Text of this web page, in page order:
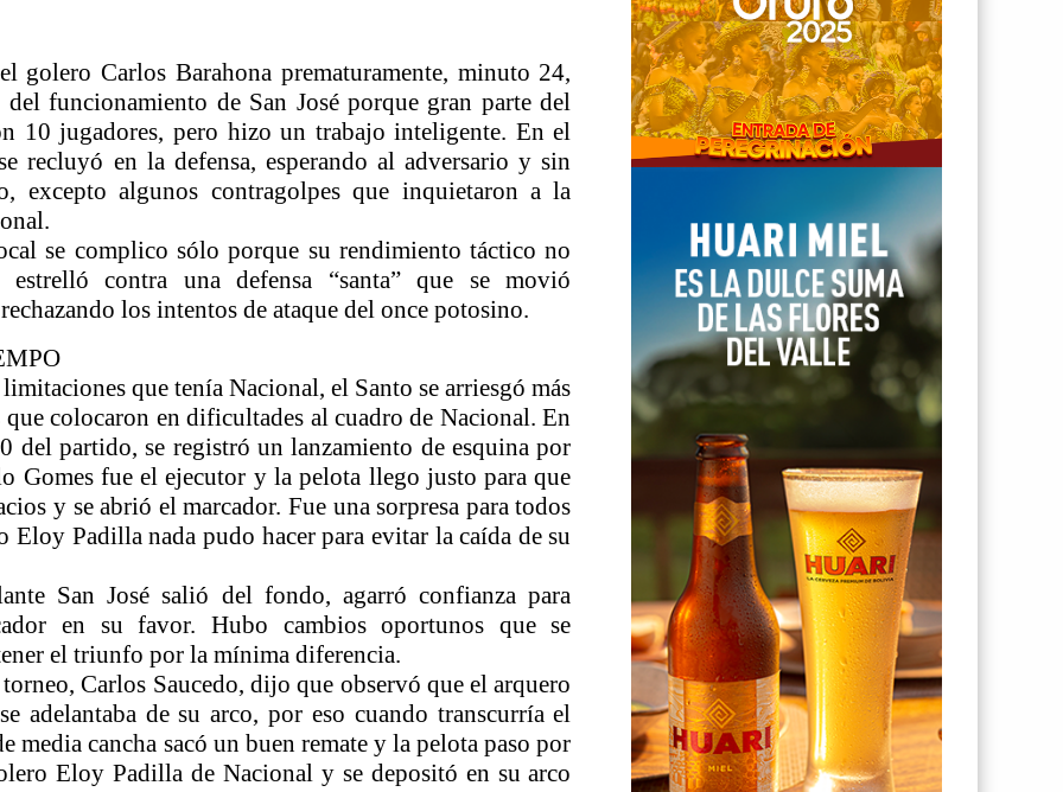
golero Carlos Barahona prematuramente, minuto 24,
funcionamiento de San José porque gran parte del
10 jugadores, pero hizo un trabajo inteligente. En el
recluyó en la defensa, esperando al adversario y sin
excepto algunos contragolpes que inquietaron a la
se complico sólo porque su rendimiento táctico no
contra una defensa “santa” que se movió
los intentos de ataque del once potosino.
que tenía Nacional, el Santo se arriesgó más
que colocaron en dificultades al cuadro de Nacional. En
del partido, se registró un lanzamiento de esquina por
Gomes fue el ejecutor y la pelota llego justo para que
y se abrió el marcador. Fue una sorpresa para todos
Eloy Padilla nada pudo hacer para evitar la caída de su
San José salió del fondo, agarró confianza para
en su favor. Hubo cambios oportunos que se
el triunfo por la mínima diferencia.
Carlos Saucedo, dijo que observó que el arquero
adelantaba de su arco, por eso cuando transcurría el
media cancha sacó un buen remate y la pelota paso por
Eloy Padilla de Nacional y se depositó en su arco